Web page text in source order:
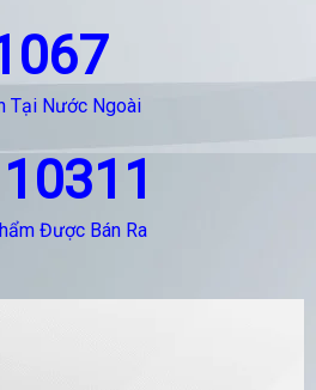
Tại Nước Ngoài
Được Bán Ra